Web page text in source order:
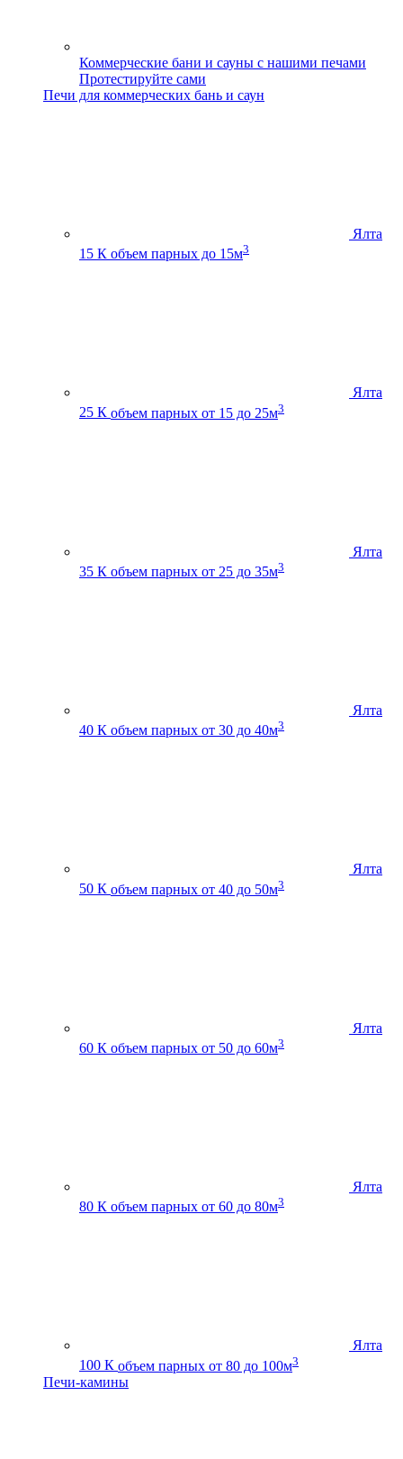
Коммерческие бани и сауны с нашими печами
Протестируйте сами
Печи для коммерческих бань и саун
Ялта
15 К объем парных до 15м3
Ялта
25 К объем парных от 15 до 25м3
Ялта
35 К объем парных от 25 до 35м3
Ялта
40 К объем парных от 30 до 40м3
Ялта
50 К объем парных от 40 до 50м3
Ялта
60 К объем парных от 50 до 60м3
Ялта
80 К объем парных от 60 до 80м3
Ялта
100 К объем парных от 80 до 100м3
Печи-камины